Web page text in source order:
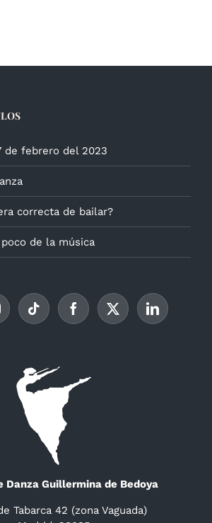
de febrero del 2023
correcta de bailar?
de la música
Danza Guillermina de Bedoya
Tabarca 42 (zona Vaguada)